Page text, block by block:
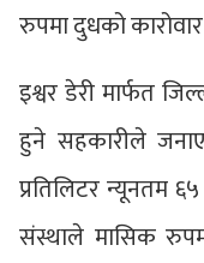
रुपमा दुधको
इश्वर डेरी मार्फत
हुने सहकारीले
प्रतिलिटर न्यूनतम
संस्थाले मासिक